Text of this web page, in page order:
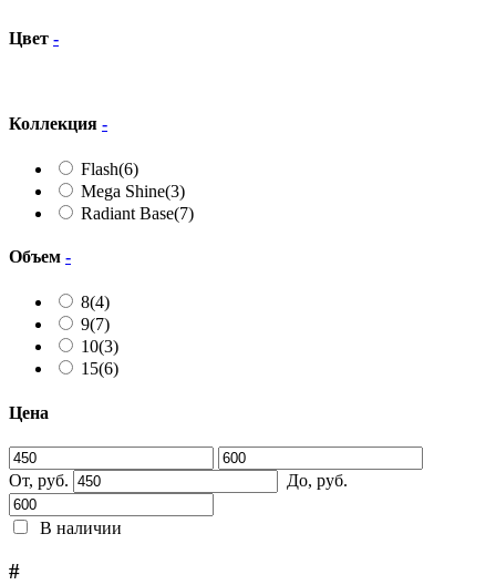
Цвет -
Коллекция -
Flash(6)
Mega Shine(3)
Radiant Base(7)
Объем -
8(4)
9(7)
10(3)
15(6)
Цена
От, руб. До, руб.
В наличии
#